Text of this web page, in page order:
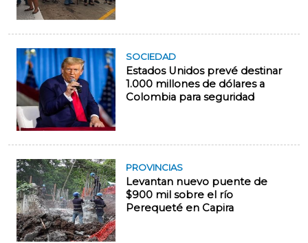
SOCIEDAD
Estados Unidos prevé destinar
1.000 millones de dólares a
Colombia para seguridad
PROVINCIAS
Levantan nuevo puente de
$900 mil sobre el río
Perequeté en Capira